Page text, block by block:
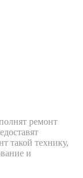
ремонт
такой технику,
и